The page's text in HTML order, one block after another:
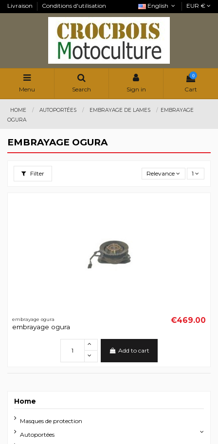
Livraison Conditions d'utilisation English EUR €
Menu Search Sign in
0
Cart
HOME AUTOPORTÉES EMBRAYAGE DE LAMES
EMBRAYAGE
OGURA
EMBRAYAGE OGURA
Filter Relevance 1
embrayage ogura
embrayage ogura
€469.00
Add to cart
Home
Masques de protection
Autoportées